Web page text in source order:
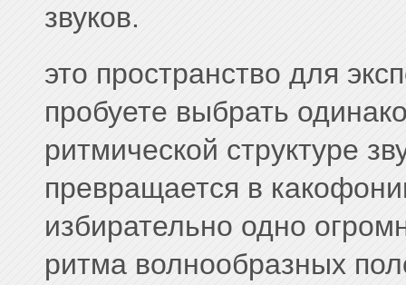
звуков.
это пространство для
пробуете выбрать
ритмической структуре
превращается в
избирательно одно
ритма волнообразных